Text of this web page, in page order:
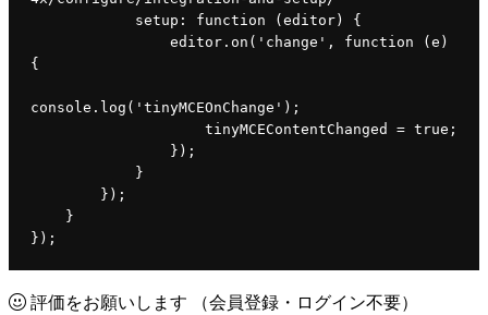
setup : function
(editor) {
editor. on ( 'change' , function
(e)
{
console . log ( 'tinyMCEOnChange' );
tinyMCEContentChanged = true ;
                });
            }
        });
    }
});
評価をお願いします
（会員登録・ログイン不要）